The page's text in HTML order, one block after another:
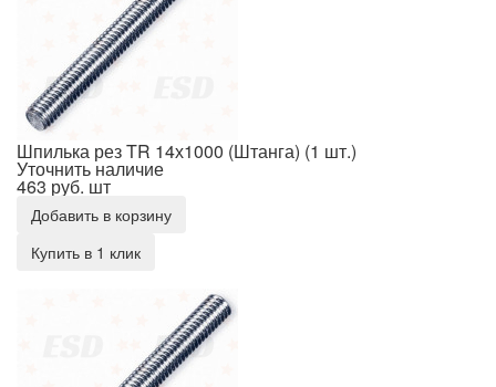
Шпилька рез TR 14х1000 (Штанга) (1 шт.)
Уточнить наличие
463 руб. шт
Добавить в корзину
Купить в 1 клик